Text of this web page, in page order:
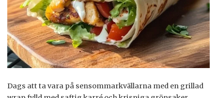
Dags att ta vara på sensommarkvällarna med en grillad